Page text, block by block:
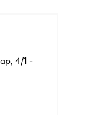
4/1 -